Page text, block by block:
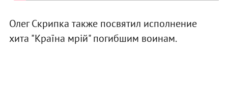
Олег Скрипка также посвятил исполнение
хита "Країна мрій" погибшим воинам.